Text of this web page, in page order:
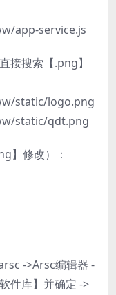
app-service.js
接搜索【.png】
static/logo.png
static/qdt.png
】修改）：
->Arsc编辑器 -
件库】并确定 ->